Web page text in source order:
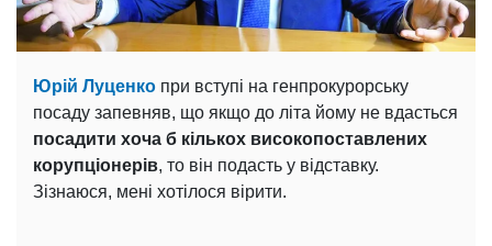
Юрій Луценко при вступі на генпрокурорську
посаду запевняв, що якщо до літа йому не вдасться
посадити хоча б кількох високопоставлених
корупціонерів, то він подасть у відставку.
Зізнаюся, мені хотілося вірити.